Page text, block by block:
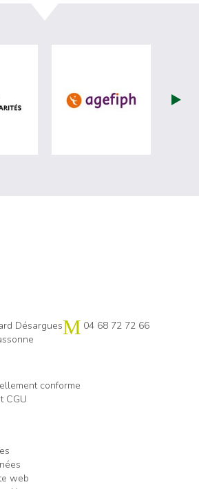
visiter les site de Ministère du travail
visiter les
Désargues
04 68 72 72 66
conforme
CGU
web